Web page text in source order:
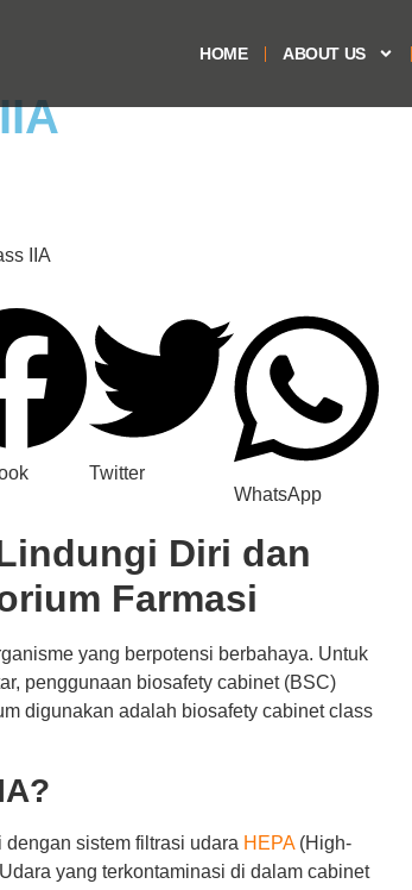
HOME ABOUT US
Twitter
WhatsApp
Diri dan
Farmasi
yang berpotensi berbahaya. Untuk
penggunaan biosafety cabinet (BSC)
digunakan adalah biosafety cabinet class
sistem filtrasi udara HEPA(High-
yang terkontaminasi di dalam cabinet